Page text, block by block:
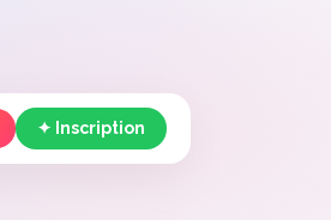
✦ Inscription